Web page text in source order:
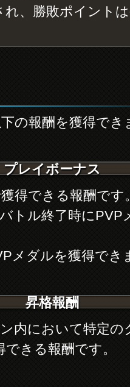
、勝敗ポイント
の報酬を獲得でき
プレイボーナス
得できる報酬です
トル終了時にPVP
メダルを獲得でき
昇格報酬
内において特定の
きる報酬です。